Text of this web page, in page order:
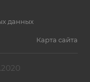
данных
Карта сайта